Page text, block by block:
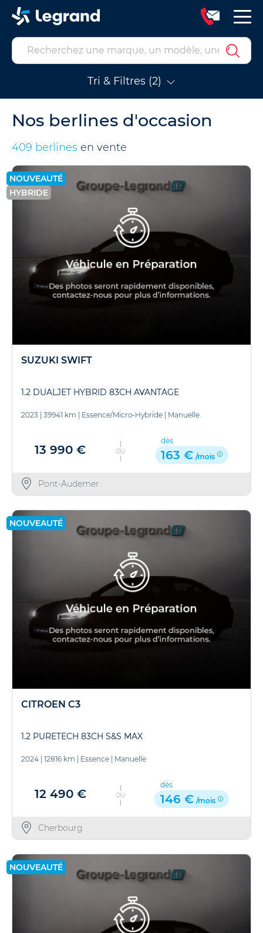
Tri & Filtres (2)
Nos berlines d'occasion
409 berlines en vente
NOUVEAUTÉ
HYBRIDE
SUZUKI SWIFT
1.2 DUALJET HYBRID 83CH AVANTAGE
2023 39941 km Essence/Micro-Hybride Manuelle
13 990 € OU
dès
163 € /mois
Pont-Audemer
NOUVEAUTÉ
CITROEN C3
1.2 PURETECH 83CH S&S MAX
2024 12816 km Essence Manuelle
12 490 € OU
dès
146 € /mois
Cherbourg
NOUVEAUTÉ